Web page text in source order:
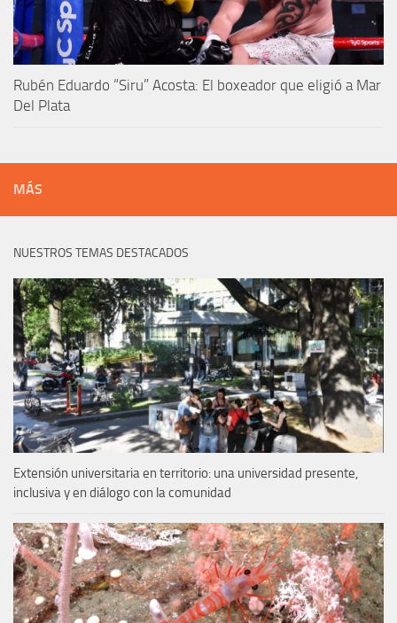
Rubén Eduardo “Siru” Acosta: El boxeador que eligió a Mar
Del Plata
MÁS
NUESTROS TEMAS DESTACADOS
Extensión universitaria en territorio: una universidad presente,
inclusiva y en diálogo con la comunidad